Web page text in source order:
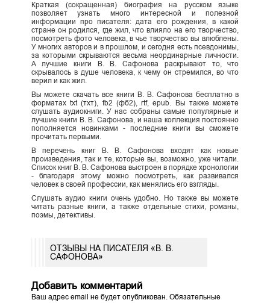
Краткая (сокращенная) биография на русском языке
позволяет узнать много интересной и полезной
информации про писателя: дата его рождения, в какой
стране он родился, где жил, что влияло на его творчество,
посмотреть фото человека, в чье творчество вы влюблены.
У многих авторов и в прошлом, и сегодня есть псевдонимы,
за которыми скрываются весьма неординарные личности.
А лучшие книги В. В. Сафонова раскрывают то, что
скрывалось в душе человека, к чему он стремился, во что
верил и как жил.
Вы можете скачать все книги В. В. Сафонова бесплатно в
форматах txt (тхт), fb2 (фб2), rtf, epub. Вы также можете
слушать аудиокниги. У нас собраны самые популярные и
лучшие книги В. В. Сафонова, и наша коллекция постоянно
пополняется новинками - последние книги вы сможете
прочитать первыми.
В перечень книг В. В. Сафонова входят как новые
произведения, так и те, которые вы, возможно, уже читали.
Список книг В. В. Сафонова выстроен в порядке хронологии
- благодаря этому можно посмотреть, как развивался
человек в своей профессии, как менялись его взгляды.
Слушать аудио книги очень удобно. Но также вы можете
читать разные книги, а также отдельные стихи, романы,
поэмы, детективы.
ОТЗЫВЫ НА ПИСАТЕЛЯ «В. В.
САФОНОВА»
Добавить комментарий
Ваш адрес email не будет опубликован.Обязательные